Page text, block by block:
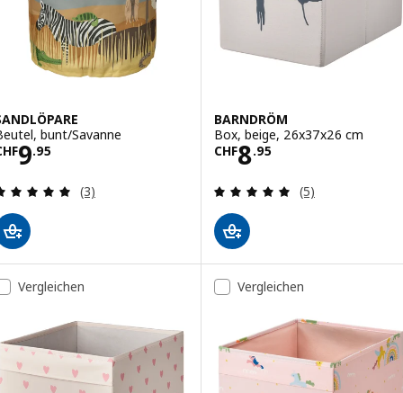
bunt/Savanne
9.95CHF 9.95
Bewertungen: 5 von 5 Sternen. Bewertungen
(3)
BARNDRÖM
Box, beige, 26x37x26 cm
CHF8.95
Preis CHF 8.95
Bewertungen:
(5)
Vergleichen Vergleichen